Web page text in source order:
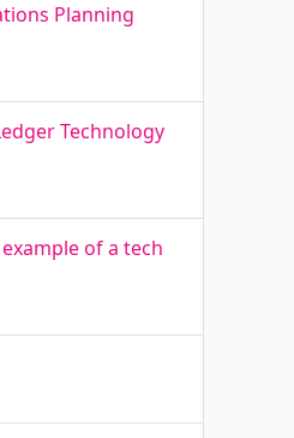
Planning
Technology
of a tech